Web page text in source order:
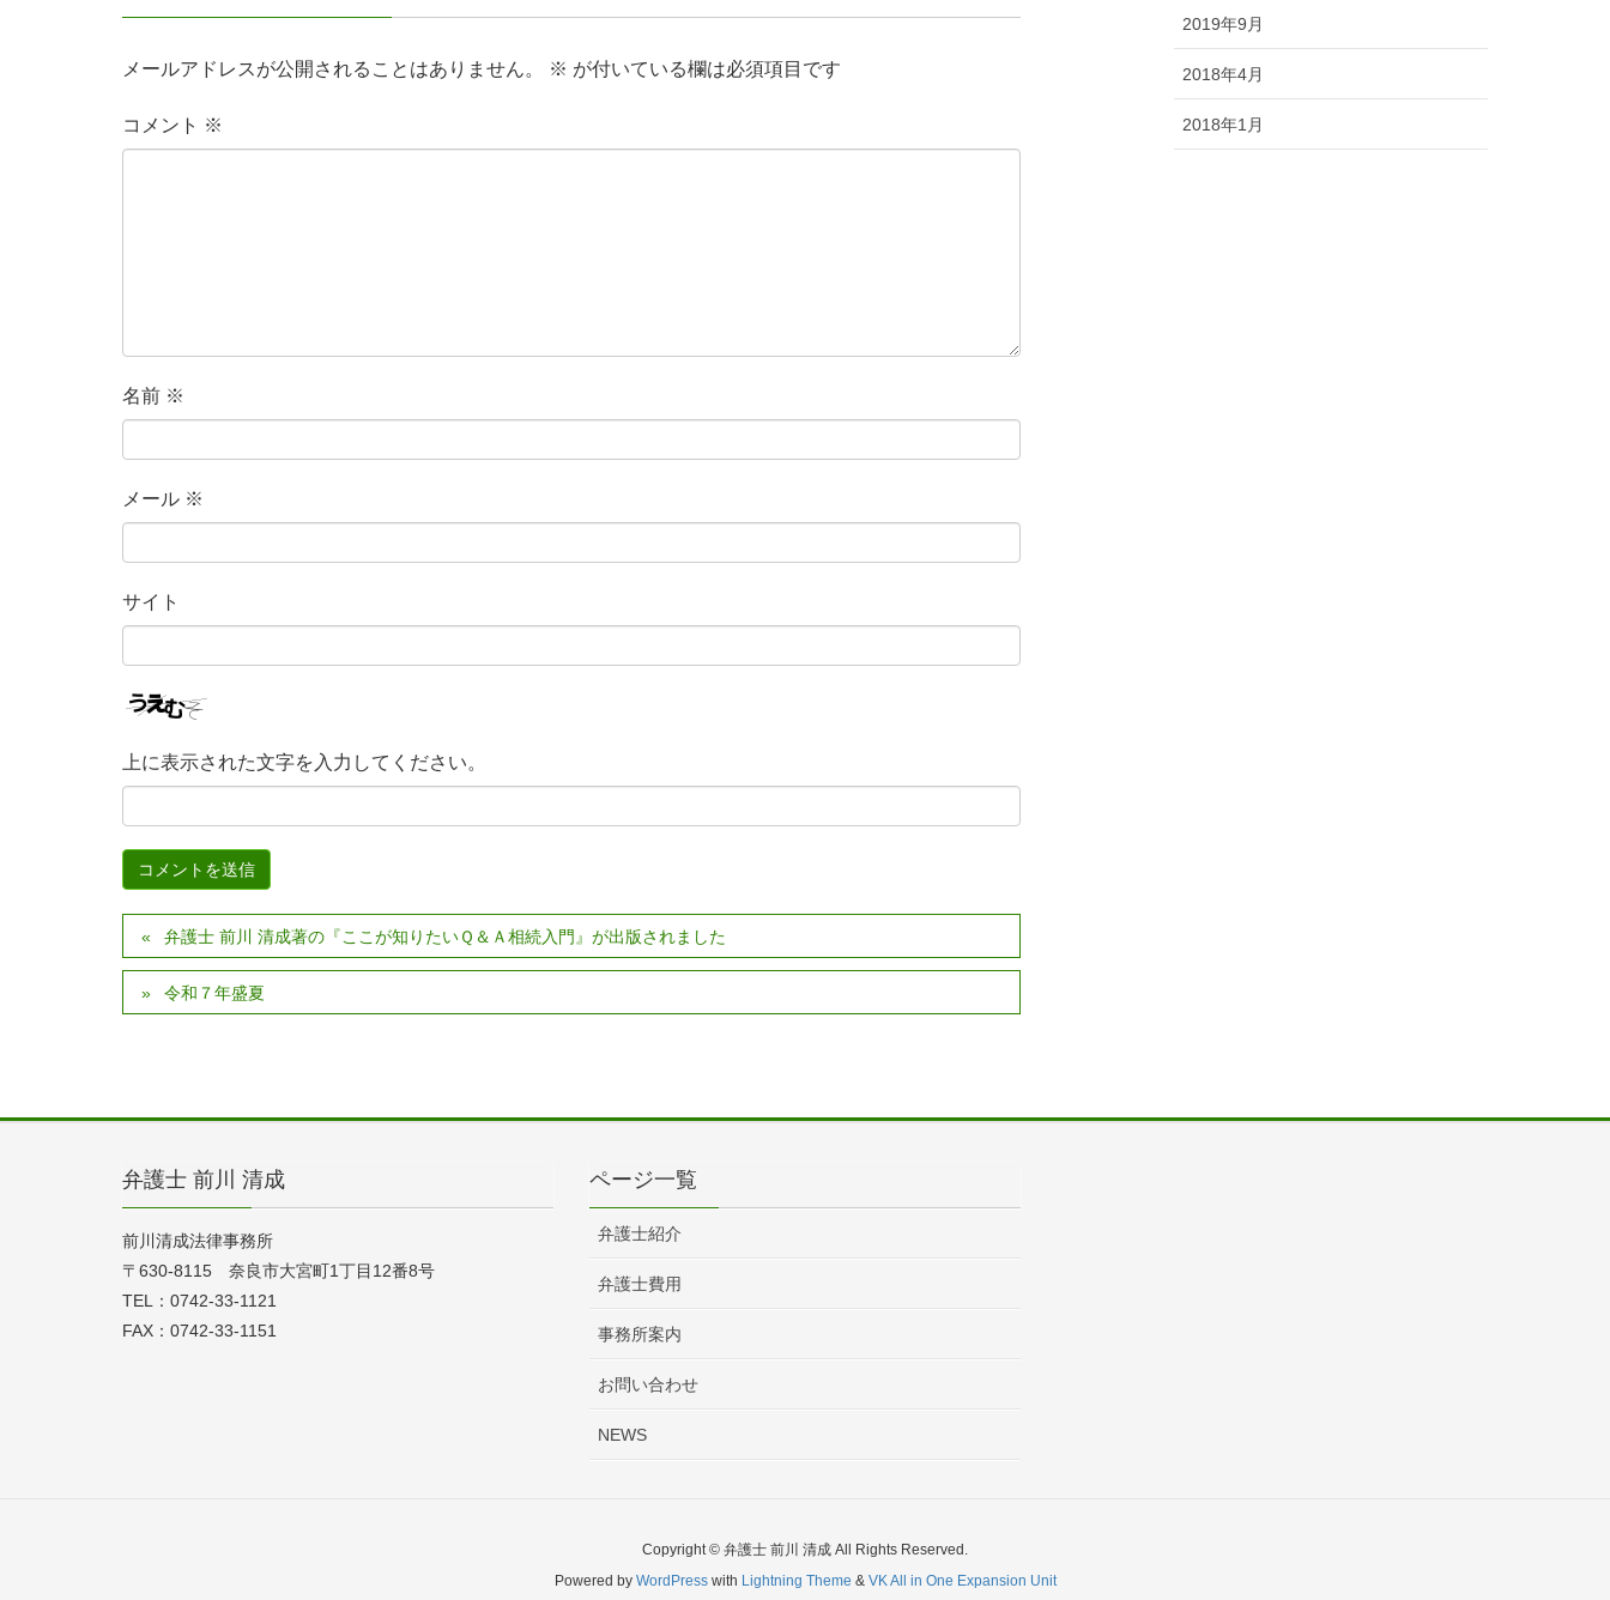
メールアドレスが公開されることはありません。 ※ が付いている欄は必須項目です
コメント ※
名前 ※
メール ※
サイト
上に表示された文字を入力してください。
弁護士 前川 清成著の『ここが知りたいＱ＆Ａ相続入門』が出版されました
令和７年盛夏
2019年9月
2018年4月
2018年1月
弁護士 前川 清成
前川清成法律事務所
〒630-8115 奈良市大宮町1丁目12番8号
TEL：0742-33-1121
FAX：0742-33-1151
ページ一覧
弁護士紹介
弁護士費用
事務所案内
お問い合わせ
NEWS
Copyright © 弁護士 前川 清成 All Rights Reserved.
Powered by WordPresswith Lightning Theme & VK All in One Expansion Unit